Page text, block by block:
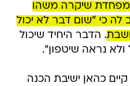
מפחדת שיקרה משהו
לה כי "שום דבר לא יכול
. הדבר היחיד שיכול
נראה שיטפון".
4 באפריל, קיים כהאן ישיבת הכנה